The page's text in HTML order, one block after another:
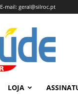
E-mail: geral@silroc.pt
Revista
Saúde
e
Bem
Estar
Edição
LOJA